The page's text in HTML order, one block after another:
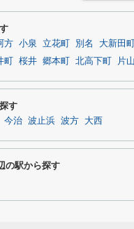
方 小泉 立花町 別名 大新田町
桜井 郷本町 北高下町 片山
す
今治 波止浜 波方 大西
の駅から探す